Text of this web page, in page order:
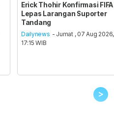
Erick Thohir Konfirmasi FIFA
Lepas Larangan Suporter
Tandang
Dailynews - Jumat , 07 Aug 2026,
17:15 WIB
>